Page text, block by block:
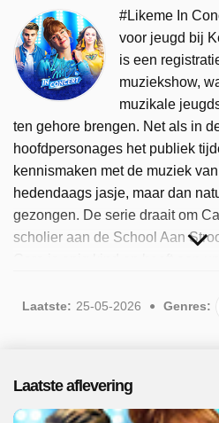
#Likeme In
voor jeugd bij
is een
muziekshow,
muzikale
ten gehore brengen. Net als in
hoofdpersonages het publiek
kennismaken met de muziek
hedendaags jasje, maar dan
gezongen. De serie draait om
scholier aan de School Aan
naar het ziekenhuis te groot
verhuizen naar de stad. Dat
Yemi en Kyona voorbijkomen.
gastoptredens, zoals
Laatste: 25-05-2026 Genres:
Laatste aflevering